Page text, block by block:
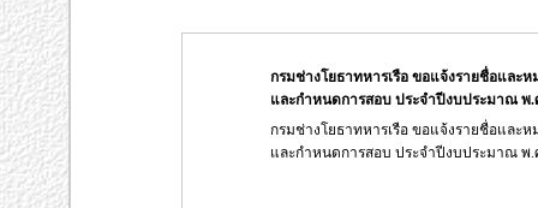
กรมช่างโยธาทหารเรือ ขอแจ้งรายชื่อและ
และกำหนดการสอบ ประจำปีงบประมาณ
กรมช่างโยธาทหารเรือ ขอแจ้งรายชื่อและ
และกำหนดการสอบ ประจำปีงบประมาณ